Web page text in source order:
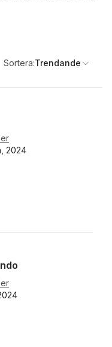
Sortera:Trendande
2024
antal röster:
antal röster: